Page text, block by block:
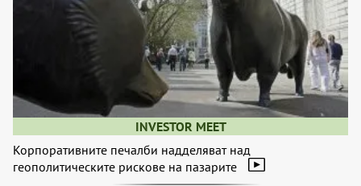
INVESTOR MEET
Корпоративните печалби надделяват над
геополитическите рискове на пазарите